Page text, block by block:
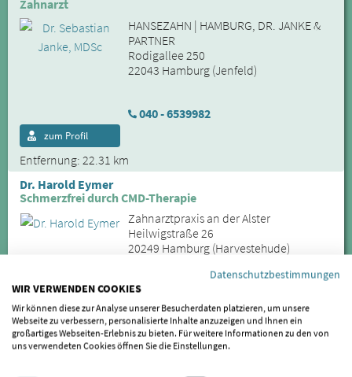
Zahnarzt
HANSEZAHN | HAMBURG, DR. JANKE &
PARTNER
Rodigallee 250
22043 Hamburg (Jenfeld)
040 - 6539982
Entfernung: 22.31 km
zum Profil
Dr. Harold Eymer
Schmerzfrei durch CMD-Therapie
Zahnarztpraxis an der Alster
Heilwigstraße 26
20249 Hamburg (Harvestehude)
040 / 44 52 46
Entfernung: 22.91 km
zum Profil
Datenschutzbestimmungen
WIR VERWENDEN COOKIES
Wir können diese zur Analyse unserer Besucherdaten platzieren, um unsere
Webseite zu verbessern, personalisierte Inhalte anzuzeigen und Ihnen ein
großartiges Webseiten-Erlebnis zu bieten. Für weitere Informationen zu den von
uns verwendeten Cookies öffnen Sie die Einstellungen.